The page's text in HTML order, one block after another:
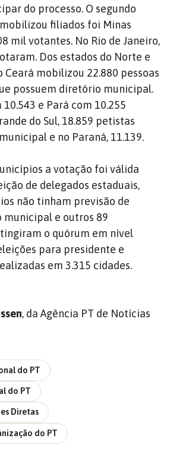
do processo. O segundo
filiados foi Minas
mil votantes. No Rio de Janeiro,
Dos estados do Norte e
Ceará mobilizou 22.880 pessoas
possuem diretório municipal.
e Pará com 10.255
do Sul, 18.859 petistas
e no Paraná, 11.139.
a votação foi válida
de delegados estaduais,
não tinham previsão de
municipal e outros 89
o quórum em nível
para presidente e
em 3.315 cidades.
, da Agência PT de Notícias
do PT
do PT
Diretas
do PT